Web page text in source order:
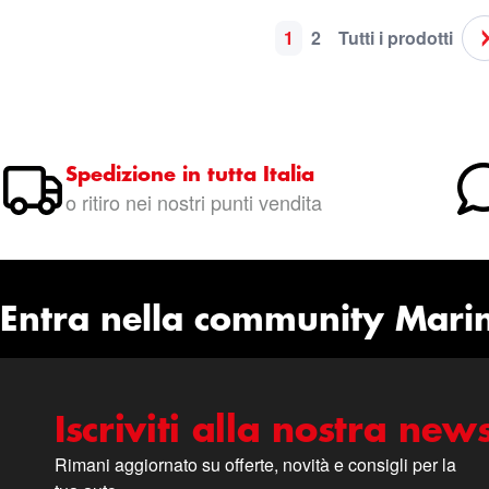
Pagina
Attualmente stai
1 Pagina
2 Pagina
Tutti i prodotti
Spedizione in tutta Italia
o ritiro nei nostri punti vendita
Entra nella community
Iscriviti alla nostra
Rimani aggiornato su offerte, novità e consigli per la